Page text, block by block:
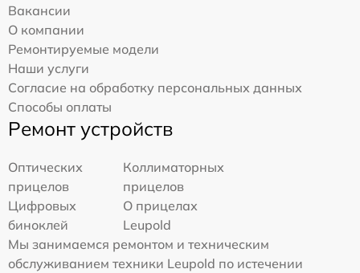
Вакансии
О компании
Ремонтируемые модели
Наши услуги
Согласие на обработку персональных данных
Способы оплаты
Ремонт устройств
Оптических
прицелов
Коллиматорных
прицелов
Цифровых
биноклей
О прицелах
Leupold
Мы занимаемся ремонтом и техническим
обслуживанием техники Leupold по истечении